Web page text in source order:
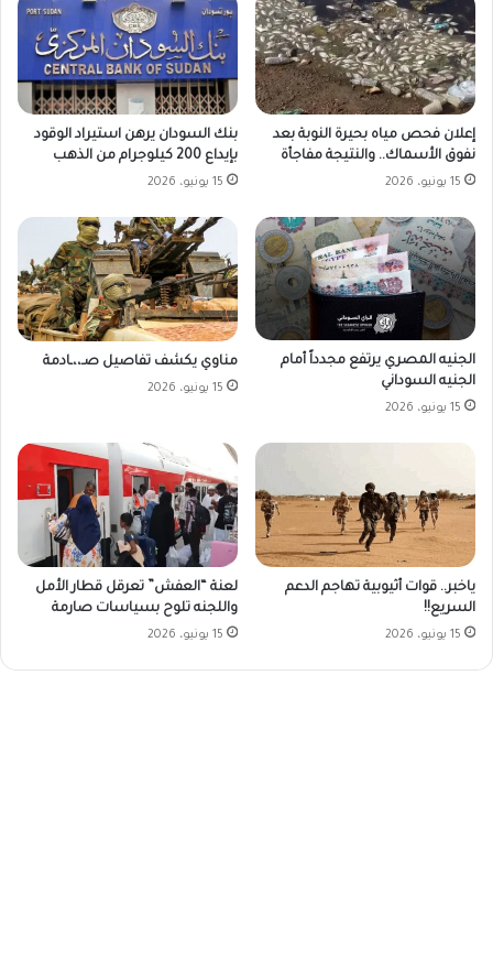
إعلان فحص مياه بحيرة النوبة بعد
نفوق الأسماك.. والنتيجة مفاجأة
15 يونيو، 2026
بنك السودان يرهن استيراد الوقود
بإيداع 200 كيلوجرام من الذهب
15 يونيو، 2026
الجنيه المصري يرتفع مجدداً أمام
الجنيه السوداني
15 يونيو، 2026
مناوي يكشف تفاصيل صـ،،ـادمة
15 يونيو، 2026
ياخبر.. قوات أثيوبية تهاجم الدعم
السريع!!
15 يونيو، 2026
لعنة “العفش” تعرقل قطار الأمل
واللجنه تلوح بسياسات صارمة
15 يونيو، 2026